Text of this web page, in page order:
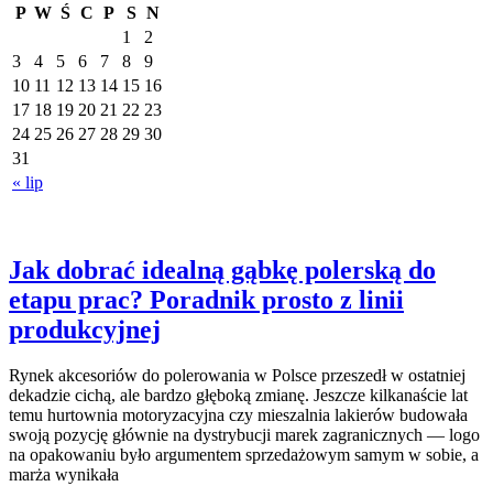
P W Ś C P S N
« lip
1
2
3
4 5 6 7 8
9
10 11 12 13 14 15 16
17 18 19 20 21 22 23
24 25 26 27 28 29 30
31
Jak dobrać idealną gąbkę polerską do
etapu prac? Poradnik prosto z linii
produkcyjnej
Rynek akcesoriów do polerowania w Polsce przeszedł w ostatniej
dekadzie cichą, ale bardzo głęboką zmianę. Jeszcze kilkanaście lat
temu hurtownia motoryzacyjna czy mieszalnia lakierów budowała
swoją pozycję głównie na dystrybucji marek zagranicznych — logo
na opakowaniu było argumentem sprzedażowym samym w sobie, a
marża wynikała